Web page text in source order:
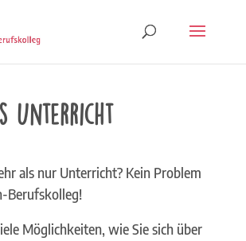
Unterricht
als nur Unterricht? Kein Problem
Berufskolleg!
Möglichkeiten, wie Sie sich über